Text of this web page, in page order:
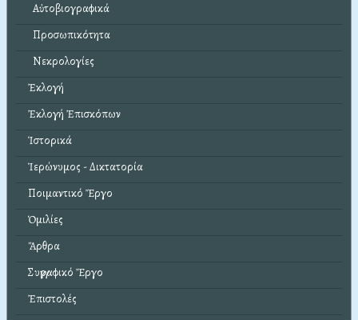
Αὐτοβιογραφικά
Προσωπικότητα
Νεκρολογίες
Ἐκλογή
Ἐκλογή Ἐπισκόπων
Ἱστορικά
Ἱερώνυμος - Δικτατορία
Ποιμαντικό Ἔργο
Ὁμιλίες
Ἄρθρα
Συγγραφικό Ἔργο
Ἐπιστολές